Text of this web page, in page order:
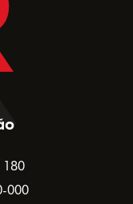
180
000